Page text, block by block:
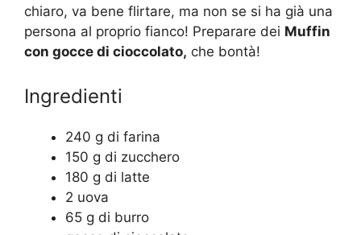
chiaro, va bene flirtare, ma non se si ha già una
persona al proprio fianco! Preparare dei Muffin
con gocce di cioccolato, che bontà!
Ingredienti
240 g di farina
150 g di zucchero
180 g di latte
2 uova
65 g di burro